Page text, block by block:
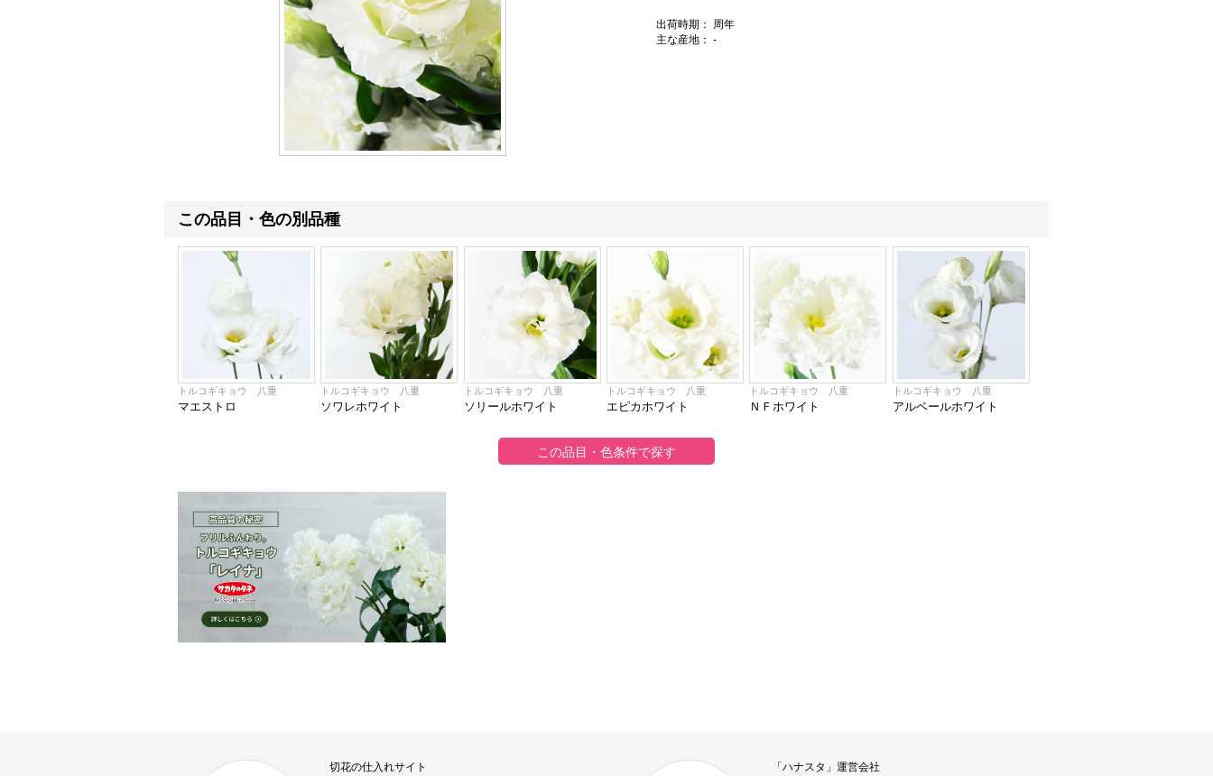
出荷時期： 周年
主な産地： -
この品目・色の別品種
トルコギキョウ 八重
マエストロ
トルコギキョウ 八重
ソワレホワイト
トルコギキョウ 八重
ソリールホワイト
トルコギキョウ 八重
エピカホワイト
トルコギキョウ 八重
ＮＦホワイト
トルコギキョウ 八重
アルベールホワイト
切花の仕入れサイト 「ハナスタ」運営会社